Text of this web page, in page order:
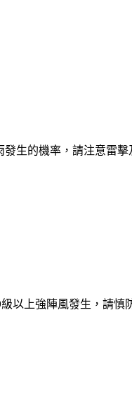
生的機率，請注意雷
以上強陣風發生，請慎